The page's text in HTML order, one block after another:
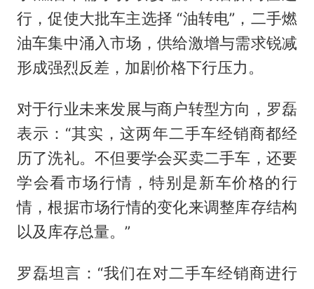
行，促使大批车主选择 “油转电”，二手燃
油车集中涌入市场，供给激增与需求锐减
形成强烈反差，加剧价格下行压力。
对于行业未来发展与商户转型方向，罗磊
表示：“其实，这两年二手车经销商都经
历了洗礼。不但要学会买卖二手车，还要
学会看市场行情，特别是新车价格的行
情，根据市场行情的变化来调整库存结构
以及库存总量。”
罗磊坦言：“我们在对二手车经销商进行